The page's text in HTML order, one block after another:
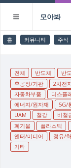
모아봐
홈 커뮤니티 주식
전체 반도체 반
후공정/기판
2차전
자동차부품
디스플
에너지/원자재
5G/
UAM
철강 비철
폐기물
플라스틱
엔터/미디어
정유/
기타